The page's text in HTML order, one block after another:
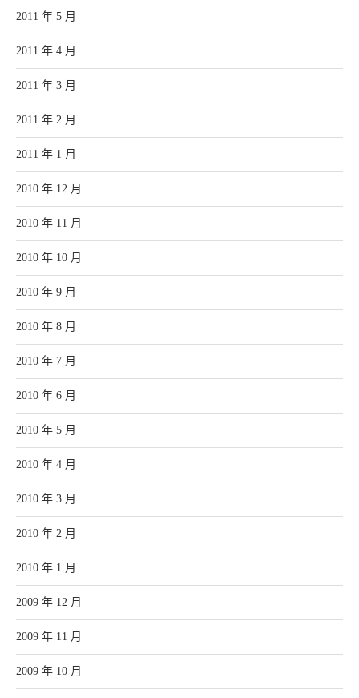
2011 年 5 月
2011 年 4 月
2011 年 3 月
2011 年 2 月
2011 年 1 月
2010 年 12 月
2010 年 11 月
2010 年 10 月
2010 年 9 月
2010 年 8 月
2010 年 7 月
2010 年 6 月
2010 年 5 月
2010 年 4 月
2010 年 3 月
2010 年 2 月
2010 年 1 月
2009 年 12 月
2009 年 11 月
2009 年 10 月